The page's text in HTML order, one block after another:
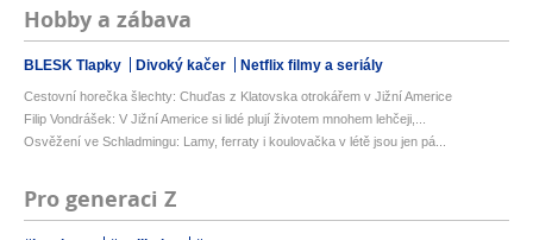
Hobby a zábava
BLESK Tlapky Divoký kačer Netflix filmy a seriály
Cestovní horečka šlechty: Chuďas z Klatovska otrokářem v Jižní Americe
Filip Vondrášek: V Jižní Americe si lidé plují životem mnohem lehčeji,...
Osvěžení ve Schladmingu: Lamy, ferraty i koulovačka v létě jsou jen pá...
Pro generaci Z